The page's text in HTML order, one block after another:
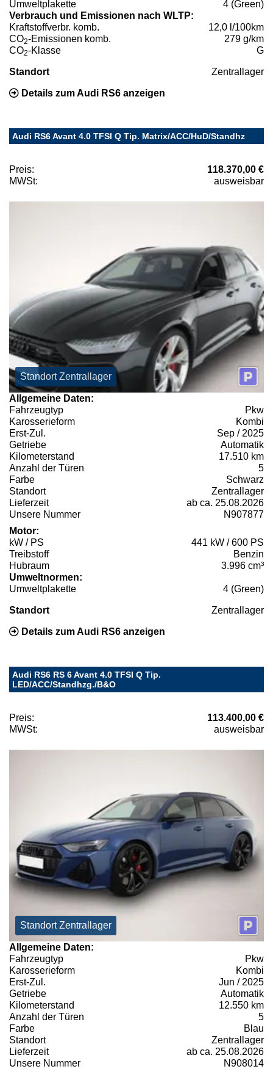
Umweltplakette
4 (Green)
Verbrauch und Emissionen nach WLTP:
Kraftstoffverbr. komb.
12,0 l/100km
CO2-Emissionen komb.
279 g/km
CO2-Klasse G
Standort Zentrallager
Details zum Audi RS6 anzeigen
Audi RS6 Avant 4.0 TFSI Q Tip. Matrix/ACC/HuD/Standhz
Preis:
118.370,00 €
MWSt:
ausweisbar
Standort Zentrallager
Allgemeine Daten:
Fahrzeugtyp
Pkw
Karosserieform
Kombi
Erst-Zul.
Sep / 2025
Getriebe
Automatik
Kilometerstand
17.510 km
Anzahl der Türen
5
Farbe
Schwarz
Standort
Zentrallager
Lieferzeit
ab ca. 25.08.2026
Unsere Nummer
N907877
Motor:
kW / PS
441 kW / 600 PS
Treibstoff
Benzin
Hubraum
3.996 cm³
Umweltnormen:
Umweltplakette
4 (Green)
Standort Zentrallager
Details zum Audi RS6 anzeigen
Audi RS6 RS 6 Avant 4.0 TFSI Q Tip.
LED/ACC/Standhzg./B&O
Preis:
113.400,00 €
MWSt:
ausweisbar
Standort Zentrallager
Allgemeine Daten:
Fahrzeugtyp
Pkw
Karosserieform
Kombi
Erst-Zul.
Jun / 2025
Getriebe
Automatik
Kilometerstand
12.550 km
Anzahl der Türen
5
Farbe
Blau
Standort
Zentrallager
Lieferzeit
ab ca. 25.08.2026
Unsere Nummer
N908014